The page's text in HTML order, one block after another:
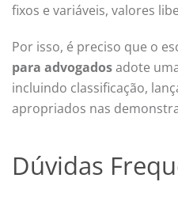
fixos e variáveis, valores
Por isso, é preciso que o
para advogadosadote
incluindo classificação,
apropriados nas
Dúvidas